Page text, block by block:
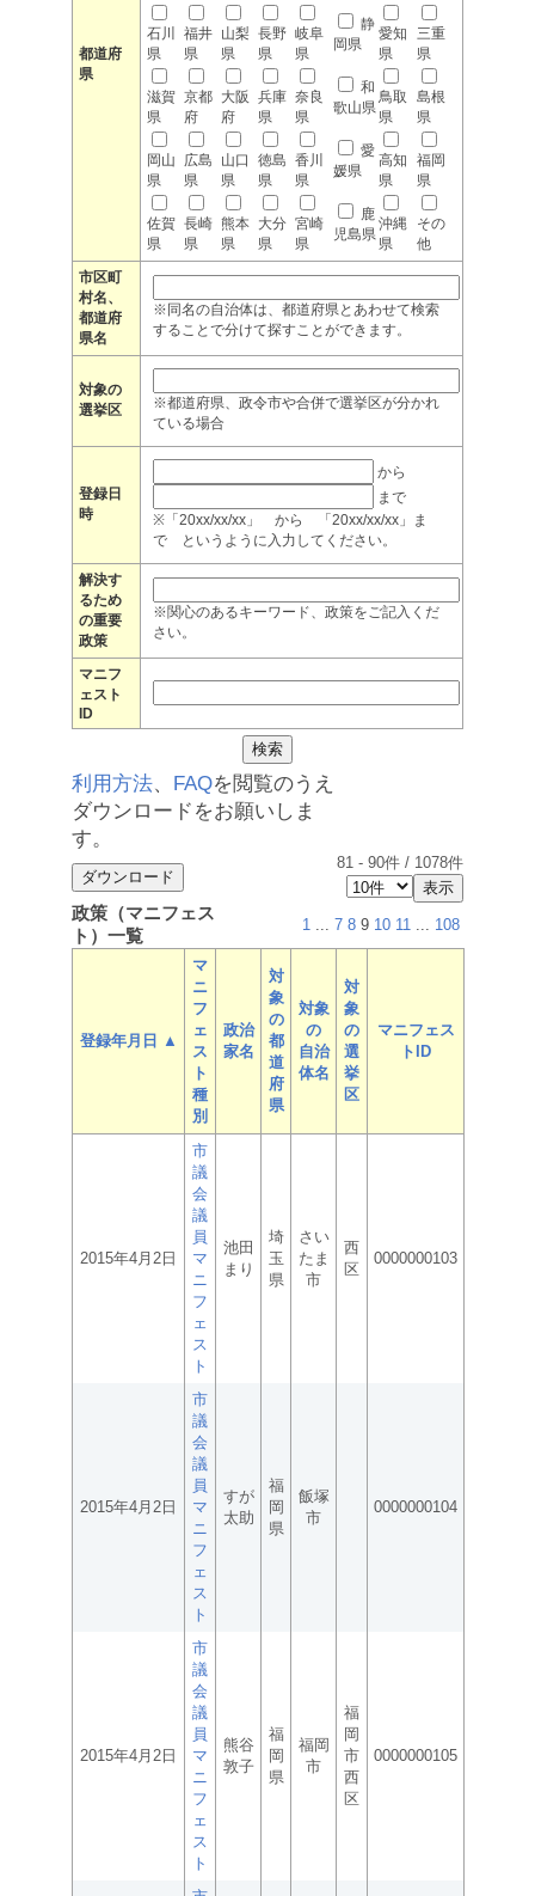
都道府
県
石川
県
福井
県
山梨
県
長野
県
岐阜
県
静
岡県
愛知
県
三重
県
滋賀
県
京都
府
大阪
府
兵庫
県
奈良
県
和
歌山県
鳥取
県
島根
県
岡山
県
広島
県
山口
県
徳島
県
香川
県
愛
媛県
高知
県
福岡
県
佐賀
県
長崎
県
熊本
県
大分
県
宮崎
県
鹿
児島県
沖縄
県
その
他
市区町
村名、
都道府
県名
※同名の自治体は、都道府県とあわせて検索
することで分けて探すことができます。
対象の
選挙区
※都道府県、政令市や合併で選挙区が分かれ
ている場合
登録日
時
から
まで
※「20xx/xx/xx」 から 「20xx/xx/xx」ま
で というように入力してください。
解決す
るため
の重要
政策
※関心のあるキーワード、政策をご記入くだ
さい。
マニフ
ェスト
ID
利用方法、 FAQを閲覧のうえ
ダウンロードをお願いしま
す。
81 - 90件 / 1078件
政策（マニフェス
ト）一覧
1 ... 7 8 9 10 11 ... 108
登録年月日 ▲
マ
ニ
フ
ェ
ス
ト
種
別
政治
家名
対
象
の
都
道
府
県
対象
の
自治
体名
対
象
の
選
挙
区
マニフェス
トID
2015年4月2日
市
議
会
議
員
マ
ニ
フ
ェ
ス
ト
池田
まり
埼
玉
県
さい
たま
市
西
区
0000000103
2015年4月2日
市
議
会
議
員
マ
ニ
フ
ェ
ス
ト
すが
太助
福
岡
県
飯塚
市
0000000104
2015年4月2日
市
議
会
議
員
マ
ニ
フ
ェ
ス
ト
熊谷
敦子
福
岡
県
福岡
市
福
岡
市
西
区
0000000105